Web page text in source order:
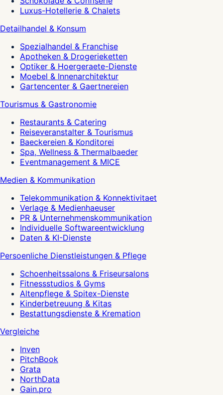
Luxus-Hotellerie & Chalets
Detailhandel & Konsum
Spezialhandel & Franchise
Apotheken & Drogerieketten
Optiker & Hoergeraete-Dienste
Moebel & Innenarchitektur
Gartencenter & Gaertnereien
Tourismus & Gastronomie
Restaurants & Catering
Reiseveranstalter & Tourismus
Baeckereien & Konditorei
Spa, Wellness & Thermalbaeder
Eventmanagement & MICE
Medien & Kommunikation
Telekommunikation & Konnektivitaet
Verlage & Medienhaeuser
PR & Unternehmenskommunikation
Individuelle Softwareentwicklung
Daten & KI-Dienste
Persoenliche Dienstleistungen & Pflege
Schoenheitssalons & Friseursalons
Fitnessstudios & Gyms
Altenpflege & Spitex-Dienste
Kinderbetreuung & Kitas
Bestattungsdienste & Kremation
Vergleiche
Inven
PitchBook
Grata
NorthData
Gain.pro